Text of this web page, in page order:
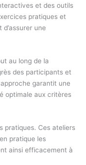
et des outils
pratiques et
une
au long de la
des participants et
garantit une
optimale aux critères
pratiques. Ces ateliers
pratique les
ainsi efficacement à